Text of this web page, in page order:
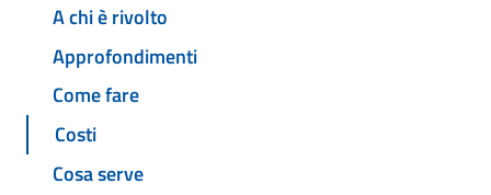
A chi è rivolto
Approfondimenti
Come fare
Costi
Cosa serve